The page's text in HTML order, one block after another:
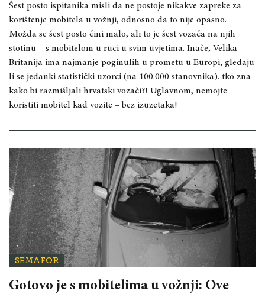
Šest posto ispitanika misli da ne postoje nikakve zapreke za
korištenje mobitela u vožnji, odnosno da to nije opasno.
Možda se šest posto čini malo, ali to je šest vozača na njih
stotinu – s mobitelom u ruci u svim uvjetima. Inače, Velika
Britanija ima najmanje poginulih u prometu u Europi, gledaju
li se jedanki statistički uzorci (na 100.000 stanovnika). tko zna
kako bi razmišljali hrvatski vozači?! Uglavnom, nemojte
koristiti mobitel kad vozite – bez izuzetaka!
SEMAFOR
Gotovo je s mobitelima u vožnji: Ove